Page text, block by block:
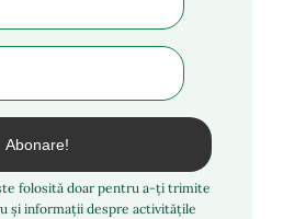
folosită doar pentru a-ți trimite
și informații despre activitățile